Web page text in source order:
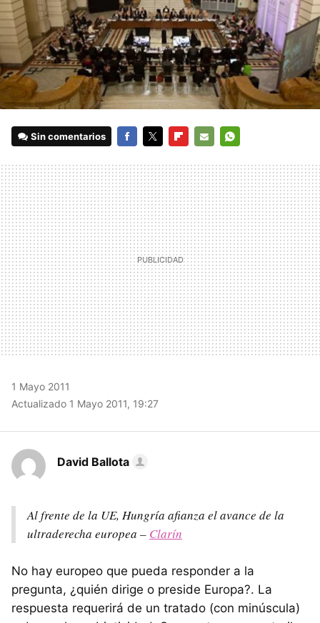
Sin comentarios
MAIL
1 Mayo 2011
Actualizado 1 Mayo 2011, 19:27
David Ballota
Al frente de la UE, Hungría afianza el avance de la
ultraderecha europea – Clarín
No hay europeo que pueda responder a la
pregunta, ¿quién dirige o preside Europa?. La
respuesta requerirá de un tratado (con minúscula)